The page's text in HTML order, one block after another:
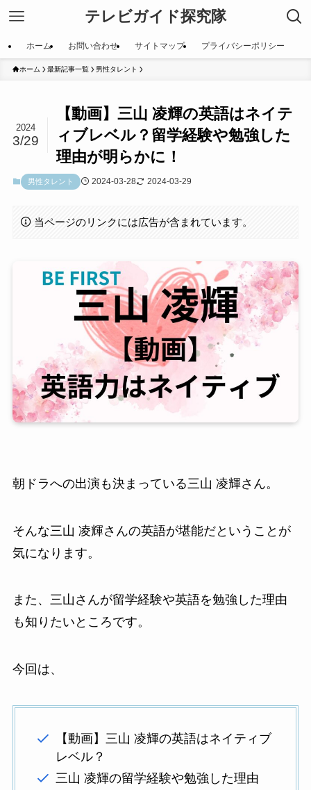
テレビガイド探究隊
ホーム お問い合わせ サイトマップ プライバシーポリシー
ホーム 最新記事一覧 男性タレント
【動画】三山 凌輝の英語はネイテ
ィブレベル？留学経験や勉強した
理由が明らかに！
2024
3/29
男性タレント 2024-03-28 2024-03-29
当ページのリンクには広告が含まれています。
朝ドラへの出演も決まっている三山 凌輝さん。
そんな三山 凌輝さんの英語が堪能だということが
気になります。
また、三山さんが留学経験や英語を勉強した理由
も知りたいところです。
今回は、
【動画】三山 凌輝の英語はネイティブ
レベル？
三山 凌輝の留学経験や勉強した理由